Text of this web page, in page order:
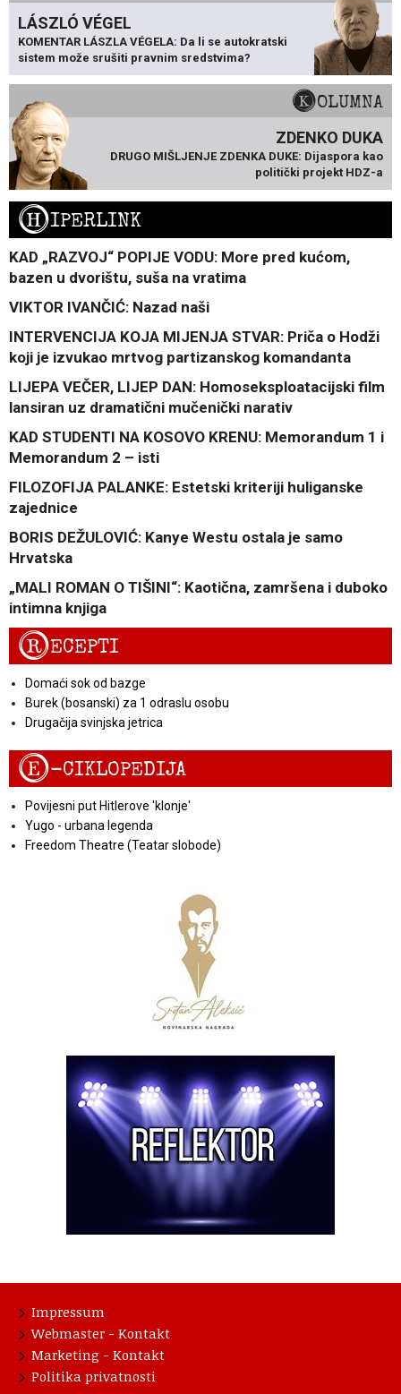
LÁSZLÓ VÉGEL
KOMENTAR LÁSZLA VÉGELA: Da li se autokratski
sistem može srušiti pravnim sredstvima?
KOLUMNA
ZDENKO DUKA
DRUGO MIŠLJENJE ZDENKA DUKE: Dijaspora kao
politički projekt HDZ-a
HIPERLINK
KAD „RAZVOJ“ POPIJE VODU: More pred kućom,
bazen u dvorištu, suša na vratima
VIKTOR IVANČIĆ: Nazad naši
INTERVENCIJA KOJA MIJENJA STVAR: Priča o Hodži
koji je izvukao mrtvog partizanskog komandanta
LIJEPA VEČER, LIJEP DAN: Homoseksploatacijski film
lansiran uz dramatični mučenički narativ
KAD STUDENTI NA KOSOVO KRENU: Memorandum 1 i
Memorandum 2 – isti
FILOZOFIJA PALANKE: Estetski kriteriji huliganske
zajednice
BORIS DEŽULOVIĆ: Kanye Westu ostala je samo
Hrvatska
„MALI ROMAN O TIŠINI“: Kaotična, zamršena i duboko
intimna knjiga
RECEPTI
Domaći sok od bazge
Burek (bosanski) za 1 odraslu osobu
Drugačija svinjska jetrica
E-CIKLOPEDIJA
Povijesni put Hitlerove 'klonje'
Yugo - urbana legenda
Freedom Theatre (Teatar slobode)
Impressum
Webmaster - Kontakt
Marketing - Kontakt
Politika privatnosti